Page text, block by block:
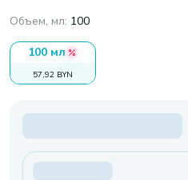
Объем, мл: 100
100 мл
57,92 BYN